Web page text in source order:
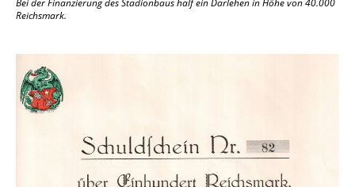
Reichsmark.